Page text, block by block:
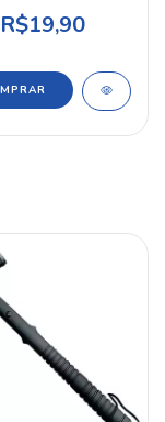
ABRIDOR
R$19,90